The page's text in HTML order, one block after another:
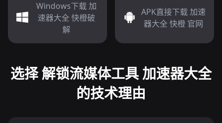
Windows下载 加
速器大全 快橙破
解
APK直接下载 加速
器大全 快橙 官网
选择 解锁流媒体工具 加速器大全
的技术理由